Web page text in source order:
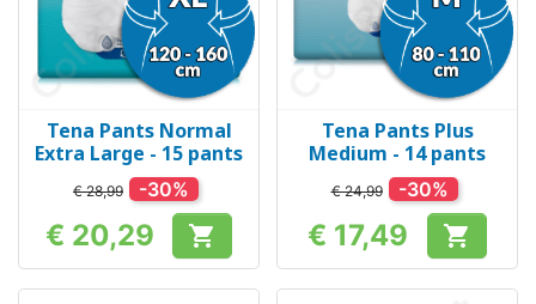
Tena Pants Normal
Extra Large - 15 pants
€ 28,99 -30%
Prijs
€ 20,29 
Tena Pants Plus
Medium - 14 pants
€ 24,99 -30%
Prijs
€ 17,49 